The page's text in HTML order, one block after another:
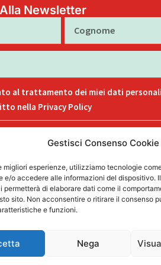
Gestisci Consenso Cookie
migliori esperienze, utilizziamo tecnologie
e/o accedere alle informazioni del dispositivo.
permetterà di elaborare dati come il
sito. Non acconsentire o ritirare il consenso
e funzioni.
Nega
Newsletter
al trattamento dei miei dati personali
nella Privacy Policy
L
k
e
F
I
t